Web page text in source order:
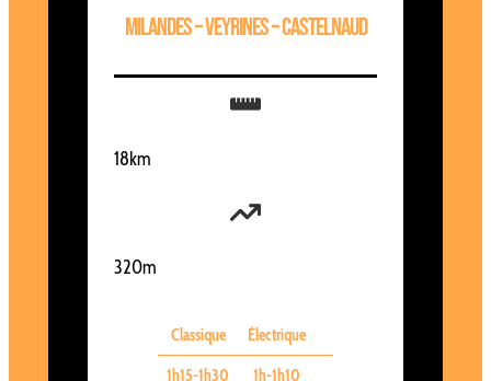
Milandes – Veyrines – Castelnaud
18km
320m
Classique Électrique
1h15-1h30 1h-1h10